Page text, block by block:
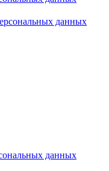
данных
данных